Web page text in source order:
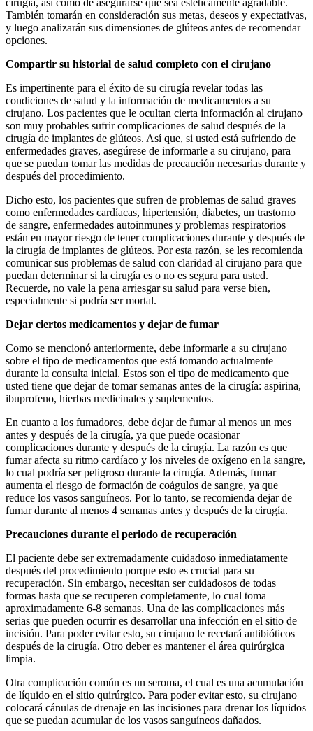
También tomarán en consideración sus metas, deseos y expectativas,
y luego analizarán sus dimensiones de glúteos antes de recomendar
opciones.
Compartir su historial de salud completo con el cirujano
Es impertinente para el éxito de su cirugía revelar todas las
condiciones de salud y la información de medicamentos a su
cirujano. Los pacientes que le ocultan cierta información al cirujano
son muy probables sufrir complicaciones de salud después de la
cirugía de implantes de glúteos. Así que, si usted está sufriendo de
enfermedades graves, asegúrese de informarle a su cirujano, para
que se puedan tomar las medidas de precaución necesarias durante y
después del procedimiento.
Dicho esto, los pacientes que sufren de problemas de salud graves
como enfermedades cardíacas, hipertensión, diabetes, un trastorno
de sangre, enfermedades autoinmunes y problemas respiratorios
están en mayor riesgo de tener complicaciones durante y después de
la cirugía de implantes de glúteos. Por esta razón, se les recomienda
comunicar sus problemas de salud con claridad al cirujano para que
puedan determinar si la cirugía es o no es segura para usted.
Recuerde, no vale la pena arriesgar su salud para verse bien,
especialmente si podría ser mortal.
Dejar ciertos medicamentos y dejar de fumar
Como se mencionó anteriormente, debe informarle a su cirujano
sobre el tipo de medicamentos que está tomando actualmente
durante la consulta inicial. Estos son el tipo de medicamento que
usted tiene que dejar de tomar semanas antes de la cirugía: aspirina,
ibuprofeno, hierbas medicinales y suplementos.
En cuanto a los fumadores, debe dejar de fumar al menos un mes
antes y después de la cirugía, ya que puede ocasionar
complicaciones durante y después de la cirugía. La razón es que
fumar afecta su ritmo cardíaco y los niveles de oxígeno en la sangre,
lo cual podría ser peligroso durante la cirugía. Además, fumar
aumenta el riesgo de formación de coágulos de sangre, ya que
reduce los vasos sanguíneos. Por lo tanto, se recomienda dejar de
fumar durante al menos 4 semanas antes y después de la cirugía.
Precauciones durante el periodo de recuperación
El paciente debe ser extremadamente cuidadoso inmediatamente
después del procedimiento porque esto es crucial para su
recuperación. Sin embargo, necesitan ser cuidadosos de todas
formas hasta que se recuperen completamente, lo cual toma
aproximadamente 6-8 semanas. Una de las complicaciones más
serias que pueden ocurrir es desarrollar una infección en el sitio de
incisión. Para poder evitar esto, su cirujano le recetará antibióticos
después de la cirugía. Otro deber es mantener el área quirúrgica
limpia.
Otra complicación común es un seroma, el cual es una acumulación
de líquido en el sitio quirúrgico. Para poder evitar esto, su cirujano
colocará cánulas de drenaje en las incisiones para drenar los líquidos
que se puedan acumular de los vasos sanguíneos dañados.